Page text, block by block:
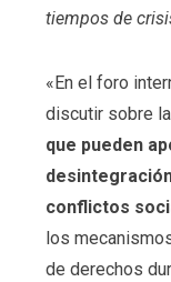
tiempos de
«En el foro
discutir sobre
que pueden
conflictos
los
de derechos